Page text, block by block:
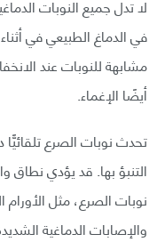
لا تدل جميع النوبات
في الدماغ الطبيعي في
مشابهة للنوبات عند
أيضًا الإغماء.
تحدث نوبات الصرع
التنبؤ بها. قد يؤدي نطاق
نوبات الصرع، مثل
والإصابات الدماغية